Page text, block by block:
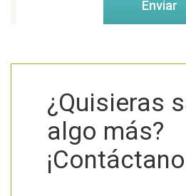
¿Quisieras
algo más?